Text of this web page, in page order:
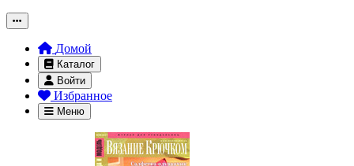
Домой
Каталог
Войти
Избранное
Меню